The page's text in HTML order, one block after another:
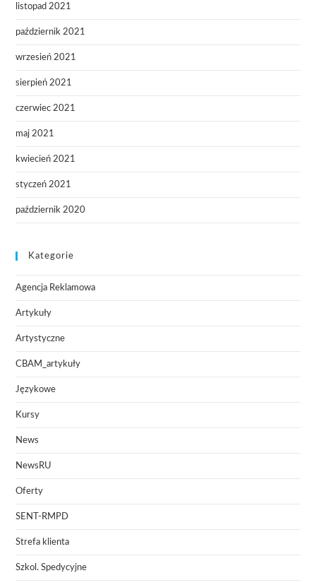
listopad 2021
październik 2021
wrzesień 2021
sierpień 2021
czerwiec 2021
maj 2021
kwiecień 2021
styczeń 2021
październik 2020
Kategorie
Agencja Reklamowa
Artykuły
Artystyczne
CBAM_artykuły
Językowe
Kursy
News
NewsRU
Oferty
SENT-RMPD
Strefa klienta
Szkol. Spedycyjne